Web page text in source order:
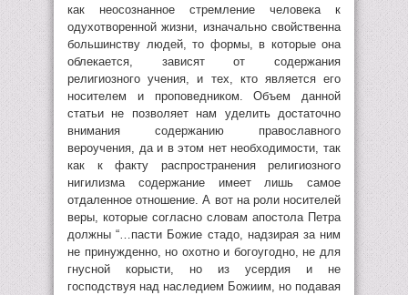
как неосознанное стремление человека к
одухотворенной жизни, изначально свойственна
большинству людей, то формы, в которые она
облекается, зависят от содержания
религиозного учения, и тех, кто является его
носителем и проповедником. Объем данной
статьи не позволяет нам уделить достаточно
внимания содержанию православного
вероучения, да и в этом нет необходимости, так
как к факту распространения религиозного
нигилизма содержание имеет лишь самое
отдаленное отношение. А вот на роли носителей
веры, которые согласно словам апостола Петра
должны “…пасти Божие стадо, надзирая за ним
не принужденно, но охотно и богоугодно, не для
гнусной корысти, но из усердия и не
господствуя над наследием Божиим, но подавая